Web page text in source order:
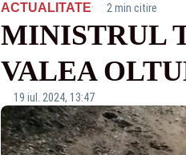
ACTUALITATE· 2 min citire
MINISTRUL
VALEA
19 iul. 2024, 13:47